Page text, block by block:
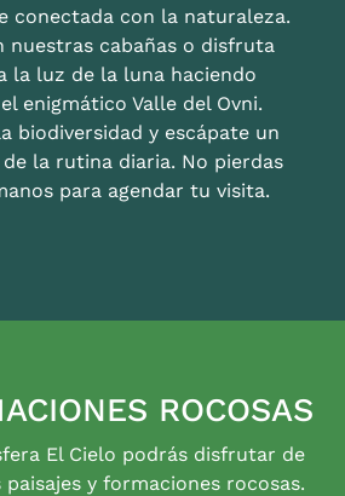
conectada con la naturaleza.
nuestras cabañas o disfruta
la luz de la luna haciendo
enigmático Valle del Ovni.
biodiversidad y escápate un
la rutina diaria. No pierdas
para agendar tu visita.
ROCOSAS
El Cielo podrás disfrutar de
paisajes y formaciones rocosas.